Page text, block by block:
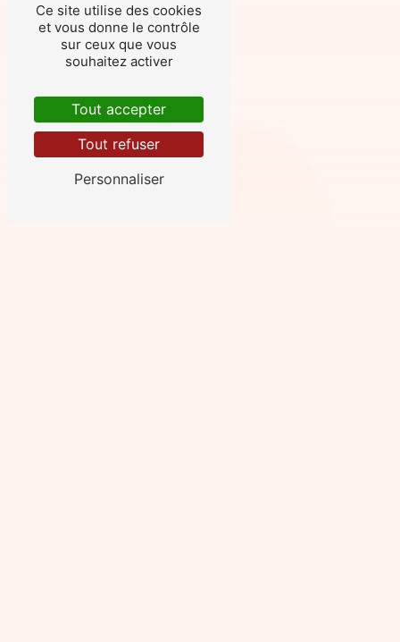
Ce site utilise des cookies
et vous donne le contrôle
sur ceux que vous
souhaitez activer
Tout accepter
Tout refuser
Personnaliser